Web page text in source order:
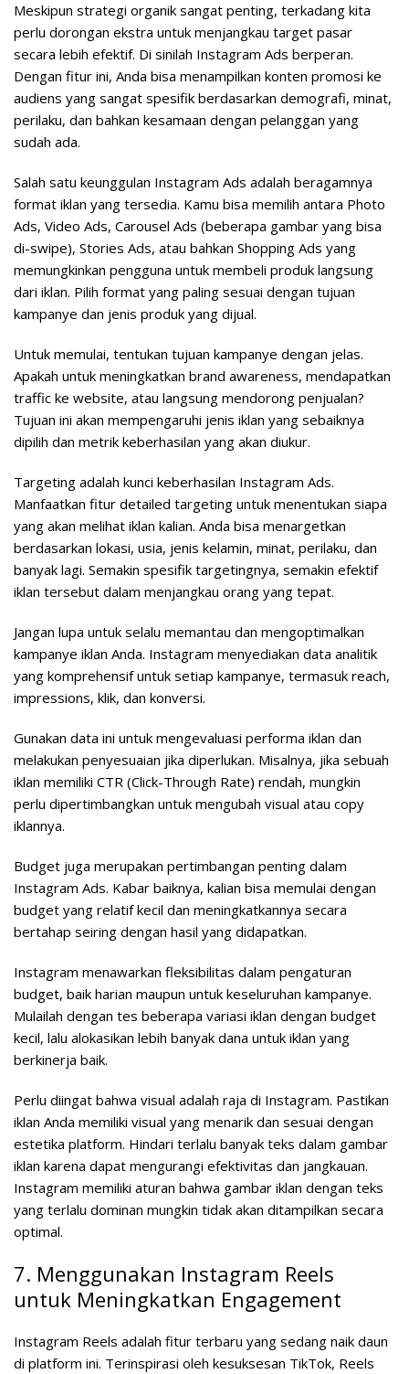
Meskipun strategi organik sangat penting, terkadang kita
perlu dorongan ekstra untuk menjangkau target pasar
secara lebih efektif. Di sinilah Instagram Ads berperan.
Dengan fitur ini, Anda bisa menampilkan konten promosi ke
audiens yang sangat spesifik berdasarkan demografi, minat,
perilaku, dan bahkan kesamaan dengan pelanggan yang
sudah ada.
Salah satu keunggulan Instagram Ads adalah beragamnya
format iklan yang tersedia. Kamu bisa memilih antara Photo
Ads, Video Ads, Carousel Ads (beberapa gambar yang bisa
di-swipe), Stories Ads, atau bahkan Shopping Ads yang
memungkinkan pengguna untuk membeli produk langsung
dari iklan. Pilih format yang paling sesuai dengan tujuan
kampanye dan jenis produk yang dijual.
Untuk memulai, tentukan tujuan kampanye dengan jelas.
Apakah untuk meningkatkan brand awareness, mendapatkan
traffic ke website, atau langsung mendorong penjualan?
Tujuan ini akan mempengaruhi jenis iklan yang sebaiknya
dipilih dan metrik keberhasilan yang akan diukur.
Targeting adalah kunci keberhasilan Instagram Ads.
Manfaatkan fitur detailed targeting untuk menentukan siapa
yang akan melihat iklan kalian. Anda bisa menargetkan
berdasarkan lokasi, usia, jenis kelamin, minat, perilaku, dan
banyak lagi. Semakin spesifik targetingnya, semakin efektif
iklan tersebut dalam menjangkau orang yang tepat.
Jangan lupa untuk selalu memantau dan mengoptimalkan
kampanye iklan Anda. Instagram menyediakan data analitik
yang komprehensif untuk setiap kampanye, termasuk reach,
impressions, klik, dan konversi.
Gunakan data ini untuk mengevaluasi performa iklan dan
melakukan penyesuaian jika diperlukan. Misalnya, jika sebuah
iklan memiliki CTR (Click-Through Rate) rendah, mungkin
perlu dipertimbangkan untuk mengubah visual atau copy
iklannya.
Budget juga merupakan pertimbangan penting dalam
Instagram Ads. Kabar baiknya, kalian bisa memulai dengan
budget yang relatif kecil dan meningkatkannya secara
bertahap seiring dengan hasil yang didapatkan.
Instagram menawarkan fleksibilitas dalam pengaturan
budget, baik harian maupun untuk keseluruhan kampanye.
Mulailah dengan tes beberapa variasi iklan dengan budget
kecil, lalu alokasikan lebih banyak dana untuk iklan yang
berkinerja baik.
Perlu diingat bahwa visual adalah raja di Instagram. Pastikan
iklan Anda memiliki visual yang menarik dan sesuai dengan
estetika platform. Hindari terlalu banyak teks dalam gambar
iklan karena dapat mengurangi efektivitas dan jangkauan.
Instagram memiliki aturan bahwa gambar iklan dengan teks
yang terlalu dominan mungkin tidak akan ditampilkan secara
optimal.
7. Menggunakan Instagram Reels
untuk Meningkatkan Engagement
Instagram Reels adalah fitur terbaru yang sedang naik daun
di platform ini. Terinspirasi oleh kesuksesan TikTok, Reels